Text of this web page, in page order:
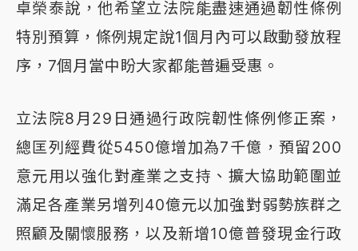
卓榮泰說，他希望立法院能盡速通過韌性條例
特別預算，條例規定說1個月內可以啟動發放程
序，7個月當中盼大家都能普遍受惠。
立法院8月29日通過行政院韌性條例修正案，
總匡列經費從5450億增加為7千億，預留200
意元用以強化對產業之支持、擴大協助範圍並
滿足各產業另增列40億元以加強對弱勢族群之
照顧及關懷服務，以及新增10億普發現金行政